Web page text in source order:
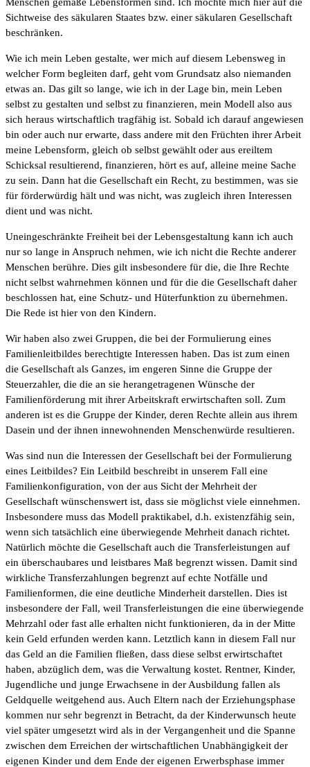
Sichtweise des säkularen Staates bzw. einer säkularen Gesellschaft
beschränken.
Wie ich mein Leben gestalte, wer mich auf diesem Lebensweg in
welcher Form begleiten darf, geht vom Grundsatz also niemanden
etwas an. Das gilt so lange, wie ich in der Lage bin, mein Leben
selbst zu gestalten und selbst zu finanzieren, mein Modell also aus
sich heraus wirtschaftlich tragfähig ist. Sobald ich darauf angewiesen
bin oder auch nur erwarte, dass andere mit den Früchten ihrer Arbeit
meine Lebensform, gleich ob selbst gewählt oder aus ereiltem
Schicksal resultierend, finanzieren, hört es auf, alleine meine Sache
zu sein. Dann hat die Gesellschaft ein Recht, zu bestimmen, was sie
für förderwürdig hält und was nicht, was zugleich ihren Interessen
dient und was nicht.
Uneingeschränkte Freiheit bei der Lebensgestaltung kann ich auch
nur so lange in Anspruch nehmen, wie ich nicht die Rechte anderer
Menschen berühre. Dies gilt insbesondere für die, die Ihre Rechte
nicht selbst wahrnehmen können und für die die Gesellschaft daher
beschlossen hat, eine Schutz- und Hüterfunktion zu übernehmen.
Die Rede ist hier von den Kindern.
Wir haben also zwei Gruppen, die bei der Formulierung eines
Familienleitbildes berechtigte Interessen haben. Das ist zum einen
die Gesellschaft als Ganzes, im engeren Sinne die Gruppe der
Steuerzahler, die die an sie herangetragenen Wünsche der
Familienförderung mit ihrer Arbeitskraft erwirtschaften soll. Zum
anderen ist es die Gruppe der Kinder, deren Rechte allein aus ihrem
Dasein und der ihnen innewohnenden Menschenwürde resultieren.
Was sind nun die Interessen der Gesellschaft bei der Formulierung
eines Leitbildes? Ein Leitbild beschreibt in unserem Fall eine
Familienkonfiguration, von der aus Sicht der Mehrheit der
Gesellschaft wünschenswert ist, dass sie möglichst viele einnehmen.
Insbesondere muss das Modell praktikabel, d.h. existenzfähig sein,
wenn sich tatsächlich eine überwiegende Mehrheit danach richtet.
Natürlich möchte die Gesellschaft auch die Transferleistungen auf
ein überschaubares und leistbares Maß begrenzt wissen. Damit sind
wirkliche Transferzahlungen begrenzt auf echte Notfälle und
Familienformen, die eine deutliche Minderheit darstellen. Dies ist
insbesondere der Fall, weil Transferleistungen die eine überwiegende
Mehrzahl oder fast alle erhalten nicht funktionieren, da in der Mitte
kein Geld erfunden werden kann. Letztlich kann in diesem Fall nur
das Geld an die Familien fließen, dass diese selbst erwirtschaftet
haben, abzüglich dem, was die Verwaltung kostet. Rentner, Kinder,
Jugendliche und junge Erwachsene in der Ausbildung fallen als
Geldquelle weitgehend aus. Auch Eltern nach der Erziehungsphase
kommen nur sehr begrenzt in Betracht, da der Kinderwunsch heute
viel später umgesetzt wird als in der Vergangenheit und die Spanne
zwischen dem Erreichen der wirtschaftlichen Unabhängigkeit der
eigenen Kinder und dem Ende der eigenen Erwerbsphase immer